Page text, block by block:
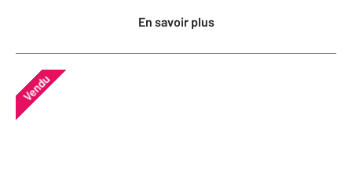
En savoir plus
Vendu